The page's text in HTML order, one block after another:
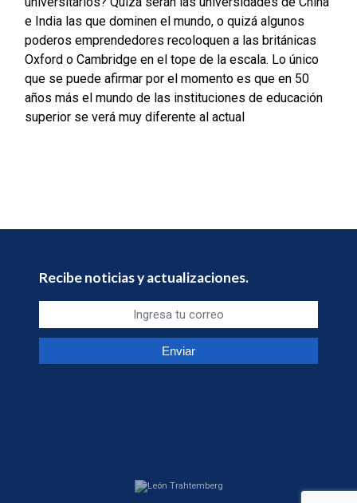
e India las que dominen el mundo, o quizá algunos
poderos emprendedores recoloquen a las británicas
Oxford o Cambridge en el tope de la escala. Lo único
que se puede afirmar por el momento es que en 50
años más el mundo de las instituciones de educación
superior se verá muy diferente al actual
Recibe noticias y actualizaciones.